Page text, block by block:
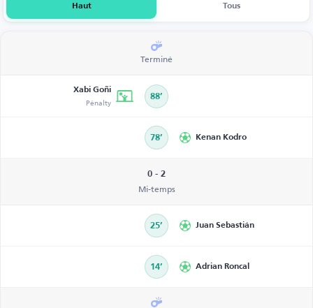
Haut Tous
Terminé
Xabi Goñi
Pénalty 88’
78’ Kenan Kodro
0 - 2
Mi-temps
25’ Juan Sebastián
14’ Adrian Roncal